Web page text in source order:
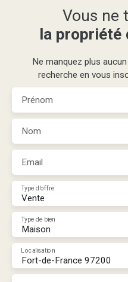
Vous ne
la propriété
Ne manquez plus
recherche en vous
Prénom
Nom
Email
Vente
Type d'offre
Maison
Type de bien
Fort-de-France 97200
Localisation